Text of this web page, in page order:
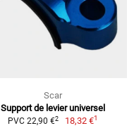
Scar
Support de levier universel
PVC 22,90 €2 18,32 €1